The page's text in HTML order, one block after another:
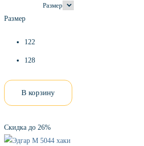
Размер
Размер
122
128
В корзину
Скидка до 26%